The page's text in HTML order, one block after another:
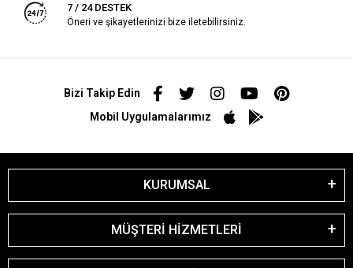
7 / 24 DESTEK
Öneri ve şikayetlerinizi bize iletebilirsiniz.
Bizi Takip Edin
Mobil Uygulamalarımız
KURUMSAL
MÜŞTERİ HİZMETLERİ